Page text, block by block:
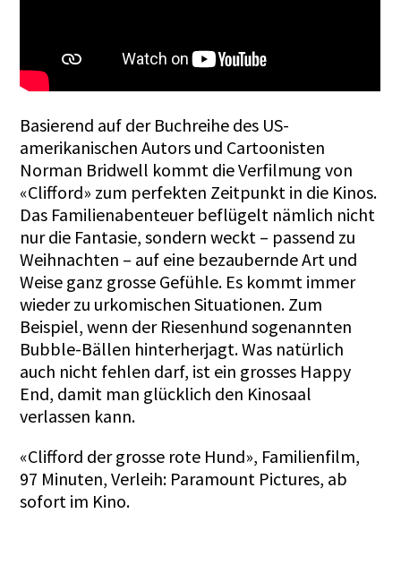
Basierend auf der Buchreihe des US-
amerikanischen Autors und Cartoonisten
Norman Bridwell kommt die Verfilmung von
«Clifford» zum perfekten Zeitpunkt in die Kinos.
Das Familienabenteuer beflügelt nämlich nicht
nur die Fantasie, sondern weckt – passend zu
Weihnachten – auf eine bezaubernde Art und
Weise ganz grosse Gefühle. Es kommt immer
wieder zu urkomischen Situationen. Zum
Beispiel, wenn der Riesenhund sogenannten
Bubble-Bällen hinterherjagt. Was natürlich
auch nicht fehlen darf, ist ein grosses Happy
End, damit man glücklich den Kinosaal
verlassen kann.
«Clifford der grosse rote Hund», Familienfilm,
97 Minuten, Verleih: Paramount Pictures, ab
sofort im Kino.